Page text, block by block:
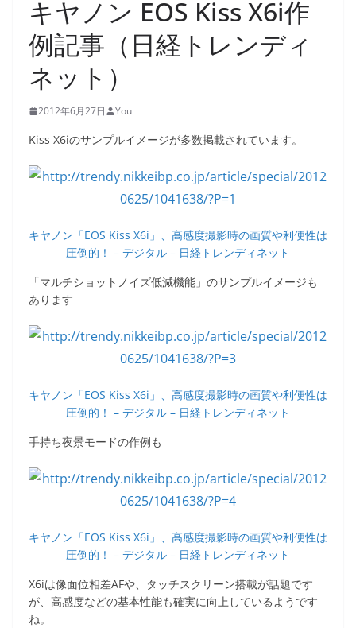
キヤノン EOS Kiss X6i作
例記事（日経トレンディ
ネット）
2012年6月27日 You
Kiss X6iのサンプルイメージが多数掲載されています。
キヤノン「EOS Kiss X6i」、高感度撮影時の画質や利便性は
圧倒的！ – デジタル – 日経トレンディネット
「マルチショットノイズ低減機能」のサンプルイメージも
あります
キヤノン「EOS Kiss X6i」、高感度撮影時の画質や利便性は
圧倒的！ – デジタル – 日経トレンディネット
手持ち夜景モードの作例も
キヤノン「EOS Kiss X6i」、高感度撮影時の画質や利便性は
圧倒的！ – デジタル – 日経トレンディネット
X6iは像面位相差AFや、タッチスクリーン搭載が話題です
が、高感度などの基本性能も確実に向上しているようです
ね。